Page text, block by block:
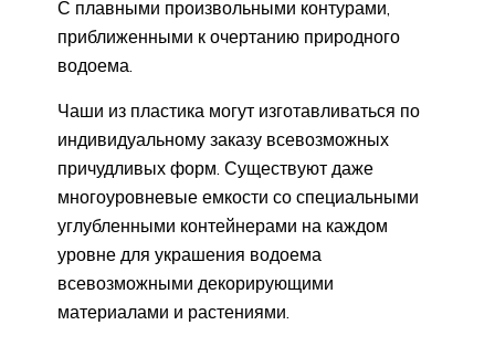
С плавными произвольными контурами,
приближенными к очертанию природного
водоема.
Чаши из пластика могут изготавливаться по
индивидуальному заказу всевозможных
причудливых форм. Существуют даже
многоуровневые емкости со специальными
углубленными контейнерами на каждом
уровне для украшения водоема
всевозможными декорирующими
материалами и растениями.